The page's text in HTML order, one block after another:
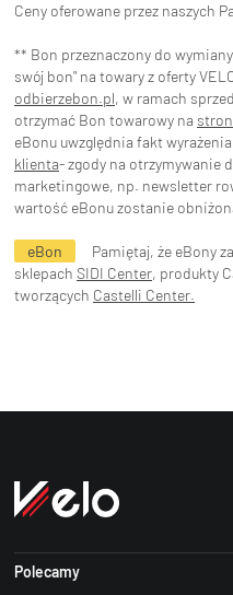
Ceny oferowane przez naszych
** Bon przeznaczony do
swój bon" na towary z oferty
odbierzebon.pl, w ramach
otrzymać Bon towarowy na
eBonu uwzględnia fakt
klienta- zgody na otrzymywanie
marketingowe, np. newsletter
wartość eBonu zostanie
eBon
Pamiętaj, że eBony
sklepach SIDI Center, produkty
tworzących Castelli Center.
Polecamy